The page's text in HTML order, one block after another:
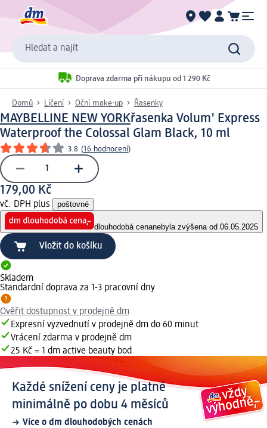
Hledat a najít
Doprava zdarma při nákupu od 1 290 Kč
Domů Líčení Oční make-up Řasenky
MAYBELLINE NEW YORKřasenka Volum' Express
Waterproof the Colossal Glam Black, 10 ml
3.8 (16 hodnocení)
179,00 Kč
vč. DPH plus poštovné
dlouhodobá cenanebyla zvýšena od 06.05.2025
Vložit do košíku
Skladem
Standardní doprava za 1-3 pracovní dny
Ověřit dostupnost v prodejně dm
Expresní vyzvednutí v prodejně dm do 60 minut
Vrácení zdarma v prodejně dm
25 Kč = 1 dm active beauty bod
Každé snížení ceny je platné
minimálně po dobu 4 měsíců
Více o dm dlouhodobých cenách